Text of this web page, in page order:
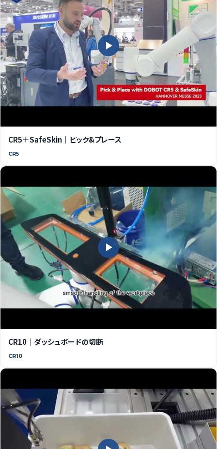
CR5＋SafeSkin｜ピック&プレース
CR5
CR10｜ダッシュボードの切断
CR10